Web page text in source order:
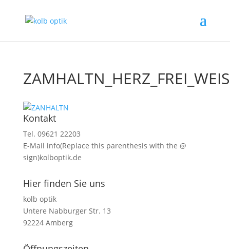
Kontakt
Tel. 09621 22203
E-Mail info(Replace this parenthesis with the @
sign)kolboptik.de
Hier finden Sie uns
kolb optik
Untere Nabburger Str. 13
92224 Amberg